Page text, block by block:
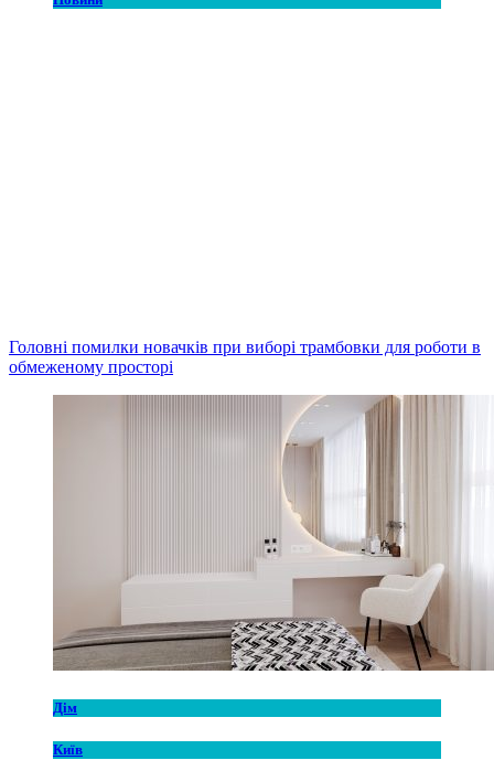
Головні помилки новачків при виборі трамбовки для роботи в
обмеженому просторі
Дім
Київ